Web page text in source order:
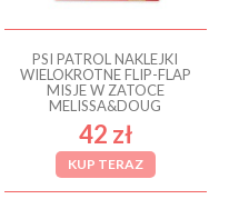
PSI PATROL NAKLEJKI
WIELOKROTNE FLIP-FLAP
MISJE W ZATOCE
MELISSA&DOUG
42 zł
KUP TERAZ